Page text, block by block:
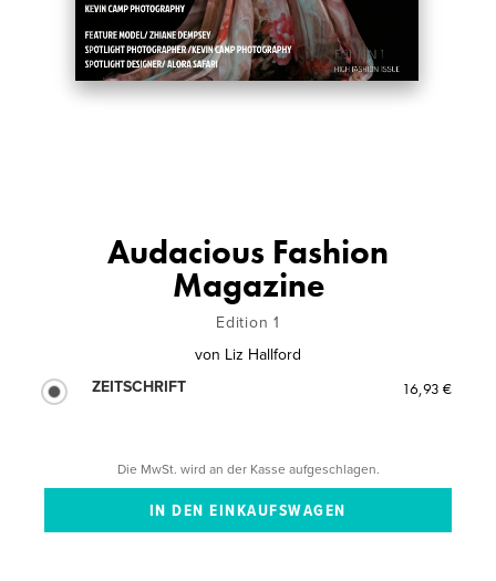
Audacious Fashion
Magazine
Edition 1
von Liz Hallford
ZEITSCHRIFT
16,93 €
Die MwSt. wird an der Kasse aufgeschlagen.